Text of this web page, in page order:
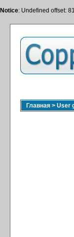
Notice: Undefined offset:
Главная > User